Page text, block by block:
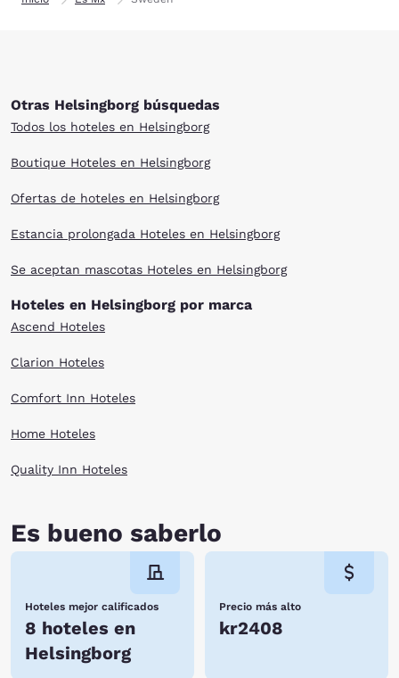
Otras Helsingborg búsquedas
Todos los hoteles en Helsingborg
Boutique Hoteles en Helsingborg
Ofertas de hoteles en Helsingborg
Estancia prolongada Hoteles en Helsingborg
Se aceptan mascotas Hoteles en Helsingborg
Hoteles en Helsingborg por marca
Ascend Hoteles
Clarion Hoteles
Comfort Inn Hoteles
Home Hoteles
Quality Inn Hoteles
Es bueno saberlo
Hoteles mejor calificados
8 hoteles en
Helsingborg
Precio más alto
kr2408